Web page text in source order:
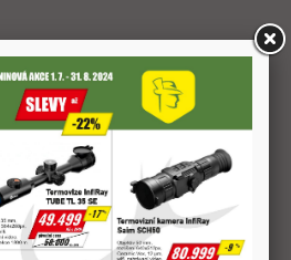
OBUV
Myslivecká obuv se řadí mezi
jednu z nejdůležitějších částí
mysliveckého oděvu.